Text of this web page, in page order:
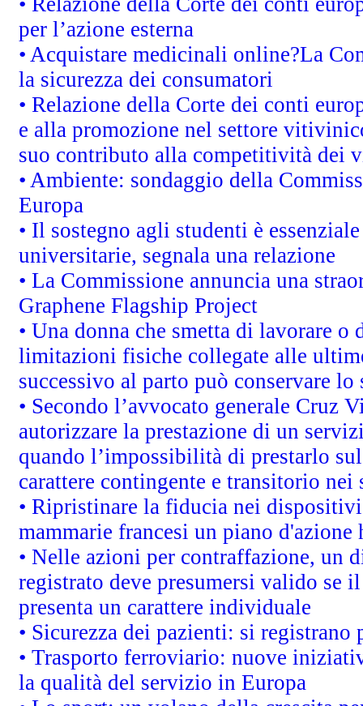
per l’azione esterna
• Acquistare medicinali online?La
la sicurezza dei consumatori
• Relazione della Corte dei conti
e alla promozione nel settore
suo contributo alla competitività dei
• Ambiente: sondaggio della
Europa
• Il sostegno agli studenti è
universitarie, segnala una relazione
• La Commissione annuncia una
Graphene Flagship Project
• Una donna che smetta di lavorare
limitazioni fisiche collegate alle
successivo al parto può conservare
• Secondo l’avvocato generale Cruz
autorizzare la prestazione di un
quando l’impossibilità di prestarlo
carattere contingente e transitorio
• Ripristinare la fiducia nei
mammarie francesi un piano
• Nelle azioni per contraffazione, un
registrato deve presumersi valido se
presenta un carattere individuale
• Sicurezza dei pazienti: si
• Trasporto ferroviario: nuove
la qualità del servizio in Europa